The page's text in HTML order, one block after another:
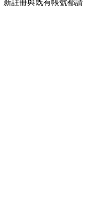
新註冊與既有帳號都請